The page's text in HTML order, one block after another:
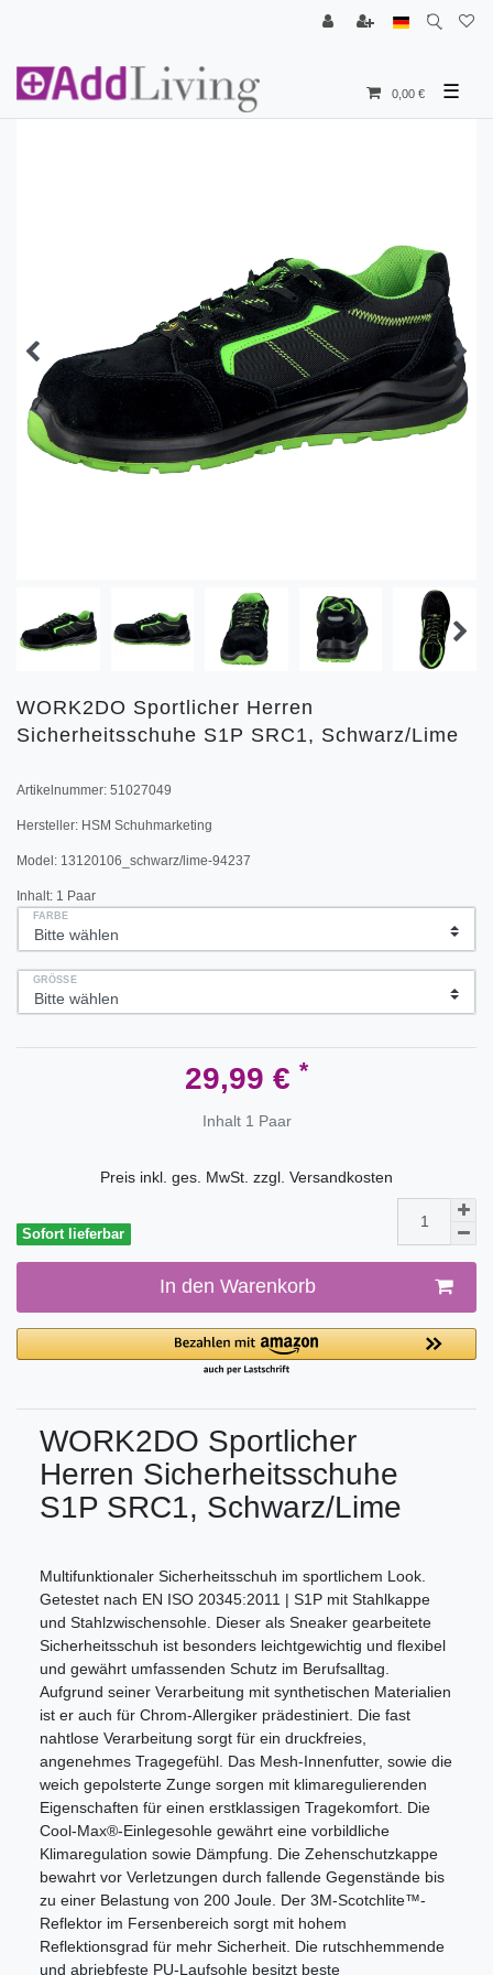
0,00 € ☰
WORK2DO Sportlicher Herren
Sicherheitsschuhe S1P SRC1, Schwarz/Lime
Artikelnummer: 51027049
Hersteller: HSM Schuhmarketing
Model: 13120106_schwarz/lime-94237
Inhalt: 1 Paar
FARBE
GRÖSSE
29,99 € *
Inhalt 1 Paar
Preis inkl. ges. MwSt. zzgl. Versandkosten
Sofort lieferbar
In den Warenkorb
WORK2DO Sportlicher
Herren Sicherheitsschuhe
S1P SRC1, Schwarz/Lime
Multifunktionaler Sicherheitsschuh im sportlichem Look.
Getestet nach EN ISO 20345:2011 | S1P mit Stahlkappe
und Stahlzwischensohle. Dieser als Sneaker gearbeitete
Sicherheitsschuh ist besonders leichtgewichtig und flexibel
und gewährt umfassenden Schutz im Berufsalltag.
Aufgrund seiner Verarbeitung mit synthetischen Materialien
ist er auch für Chrom-Allergiker prädestiniert. Die fast
nahtlose Verarbeitung sorgt für ein druckfreies,
angenehmes Tragegefühl. Das Mesh-Innenfutter, sowie die
weich gepolsterte Zunge sorgen mit klimaregulierenden
Eigenschaften für einen erstklassigen Tragekomfort. Die
Cool-Max®-Einlegesohle gewährt eine vorbildliche
Klimaregulation sowie Dämpfung. Die Zehenschutzkappe
bewahrt vor Verletzungen durch fallende Gegenstände bis
zu einer Belastung von 200 Joule. Der 3M-Scotchlite™-
Reflektor im Fersenbereich sorgt mit hohem
Reflektionsgrad für mehr Sicherheit. Die rutschhemmende
und abriebfeste PU-Laufsohle besitzt beste